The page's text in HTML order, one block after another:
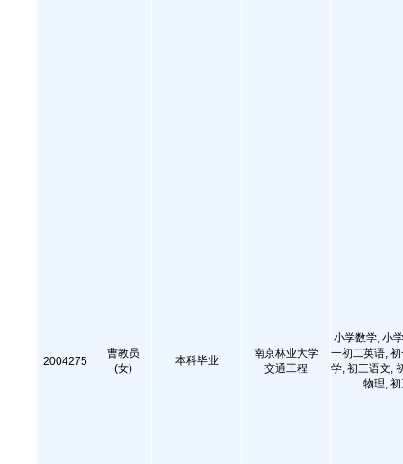
2004275
曹教员
(女)
本科毕业
南京林业大学
交通工程
小学数学, 小
一初二英语,
学, 初三语文,
物理,